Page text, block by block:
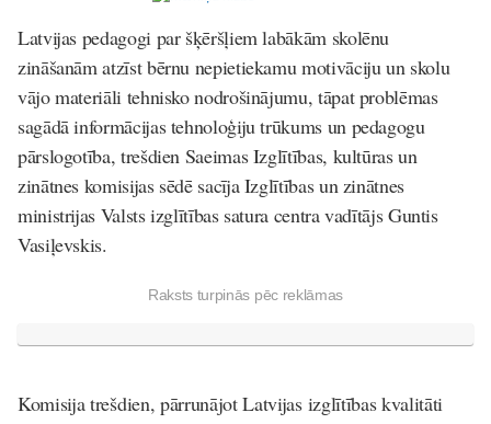
Latvijas pedagogi par šķēršļiem labākām skolēnu
zināšanām atzīst bērnu nepietiekamu motivāciju un skolu
vājo materiāli tehnisko nodrošinājumu, tāpat problēmas
sagādā informācijas tehnoloģiju trūkums un pedagogu
pārslogotība, trešdien Saeimas Izglītības, kultūras un
zinātnes komisijas sēdē sacīja Izglītības un zinātnes
ministrijas Valsts izglītības satura centra vadītājs Guntis
Vasiļevskis.
Raksts turpinās pēc reklāmas
Komisija trešdien, pārrunājot Latvijas izglītības kvalitāti